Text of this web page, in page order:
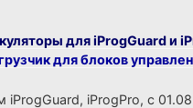
для iProgGuard и
для блоков
iProgGuard, iProgPro, с